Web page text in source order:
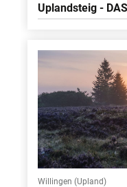
Uplandsteig -
Willingen (Upland)